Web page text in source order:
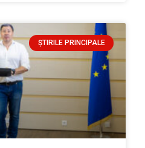
ȘTIRILE PRINCIPALE